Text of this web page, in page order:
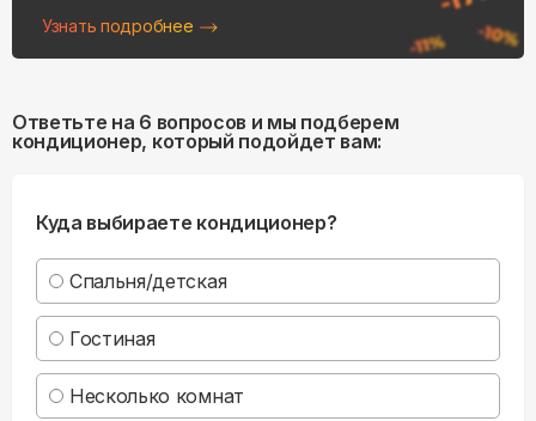
Узнать подробнее
Ответьте на 6 вопросов и мы подберем
кондиционер, который подойдет вам:
Куда выбираете кондиционер?
Спальня/детская
Гостиная
Несколько комнат